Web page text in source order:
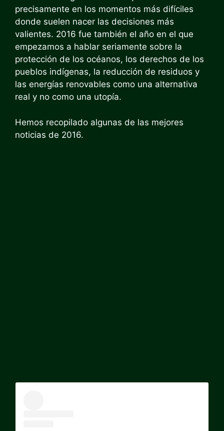
precisamente en los momentos más difíciles
donde suelen nacer las decisiones más
valientes. 2016 fue también el año en el que
empezamos a hablar seriamente sobre la
protección de los océanos, los derechos de los
pueblos indígenas, la reducción de residuos y
las energías renovables como una alternativa
real y no como una utopía.
Hemos recopilado algunas de las mejores
noticias de 2016.